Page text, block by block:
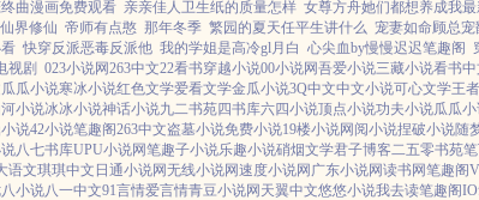
曲漫画免费观看 亲亲佳人卫生纸的质量怎样 女尊方舟她们都想养成我最
界修仙 帝师有点憨 那年冬季 繁园的夏天任平生讲什么 宠妻如命顾总宠
快穿反派恶毒反派他 我的学姐是高冷gl月白 心尖血by慢慢迟迟笔趣阁
视剧 023小说网263中文22看书穿越小说00小说网吾爱小说三藏小说看书中
瓜瓜小说寒冰小说红色文学爱看文学金瓜小说3Q中文中文小说可心文学王
小说冰冰小说神话小说九二书苑四书库六四小说顶点小说功夫小说瓜瓜
说42小说笔趣阁263中文盗墓小说免费小说19楼小说网阅小说捏破小说随
八七书库UPU小说网笔趣子小说乐趣小说硝烟文学君子博客二五零书苑
语文琪琪中文 日通小说网无线小说网速度小说网 广东小说网读书网笔趣阁V
小说八一中文91言情爱言情青豆小说网 天翼中文悠悠小说我去读笔趣阁IO